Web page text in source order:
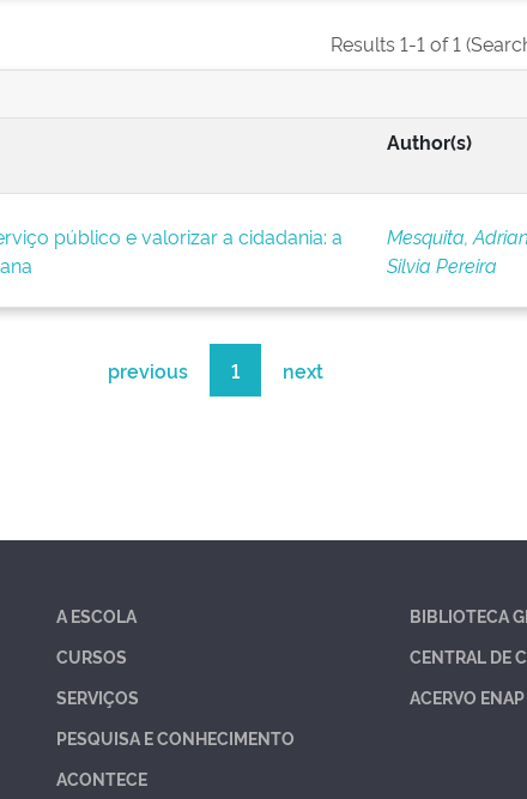
Results 1-1 of 1
Author(s)
público e valorizar a cidadania: a
Mesquita,
Silvia Pereira
previous 1 next
A ESCOLA
CURSOS
SERVIÇOS
PESQUISA E CONHECIMENTO
ACONTECE
BIBLIOTECA
CENTRAL DE
ACERVO ENAP